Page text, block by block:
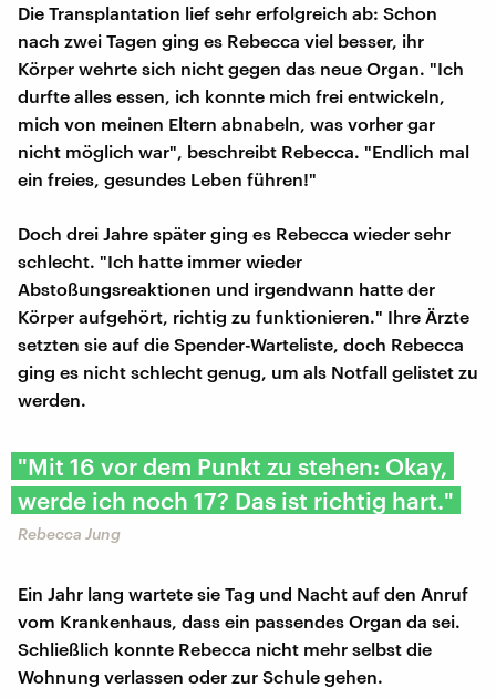
Die Transplantation lief sehr erfolgreich ab: Schon
nach zwei Tagen ging es Rebecca viel besser, ihr
Körper wehrte sich nicht gegen das neue Organ. "Ich
durfte alles essen, ich konnte mich frei entwickeln,
mich von meinen Eltern abnabeln, was vorher gar
nicht möglich war", beschreibt Rebecca. "Endlich mal
ein freies, gesundes Leben führen!"
Doch drei Jahre später ging es Rebecca wieder sehr
schlecht. "Ich hatte immer wieder
Abstoßungsreaktionen und irgendwann hatte der
Körper aufgehört, richtig zu funktionieren." Ihre Ärzte
setzten sie auf die Spender-Warteliste, doch Rebecca
ging es nicht schlecht genug, um als Notfall gelistet zu
werden.
"Mit 16 vor dem Punkt zu stehen: Okay,
werde ich noch 17? Das ist richtig hart."
Rebecca Jung
Ein Jahr lang wartete sie Tag und Nacht auf den Anruf
vom Krankenhaus, dass ein passendes Organ da sei.
Schließlich konnte Rebecca nicht mehr selbst die
Wohnung verlassen oder zur Schule gehen.